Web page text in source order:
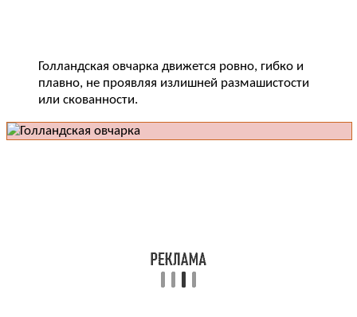
Голландская овчарка движется ровно, гибко и
плавно, не проявляя излишней размашистости
или скованности.